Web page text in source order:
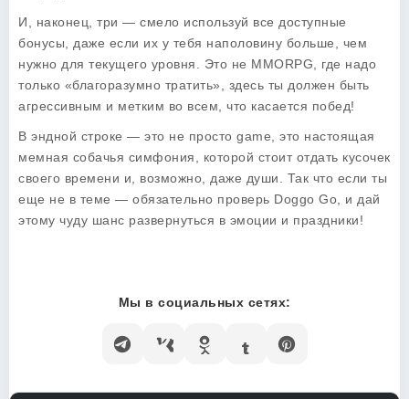
И, наконец, три — смело используй все доступные
бонусы, даже если их у тебя наполовину больше, чем
нужно для текущего уровня. Это не MMORPG, где надо
только «благоразумно тратить», здесь ты должен быть
агрессивным и метким во всем, что касается побед!
В эндной строке — это не просто game, это настоящая
мемная собачья симфония, которой стоит отдать кусочек
своего времени и, возможно, даже души. Так что если ты
еще не в теме — обязательно проверь Doggo Go, и дай
этому чуду шанс развернуться в эмоции и праздники!
Мы в социальных сетях: